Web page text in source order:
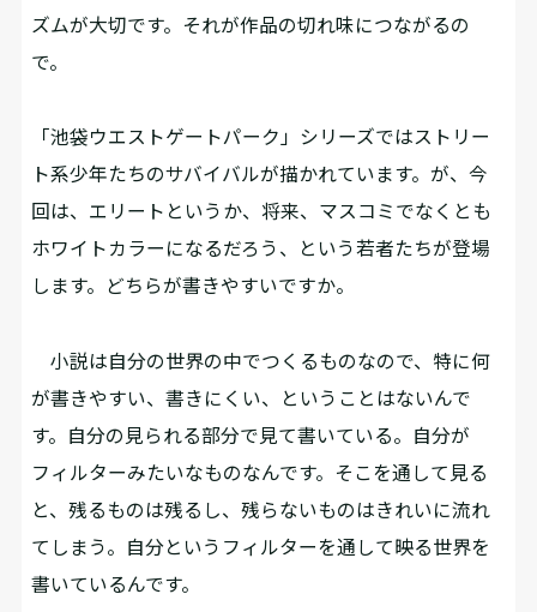
ズムが大切です。それが作品の切れ味につながるの
で。
――「池袋ウエストゲートパーク」シリーズではストリー
ト系少年たちのサバイバルが描かれています。が、今
回は、エリートというか、将来、マスコミでなくとも
ホワイトカラーになるだろう、という若者たちが登場
します。どちらが書きやすいですか。
小説は自分の世界の中でつくるものなので、特に何
が書きやすい、書きにくい、ということはないんで
す。自分の見られる部分で見て書いている。自分が
フィルターみたいなものなんです。そこを通して見る
と、残るものは残るし、残らないものはきれいに流れ
てしまう。自分というフィルターを通して映る世界を
書いているんです。